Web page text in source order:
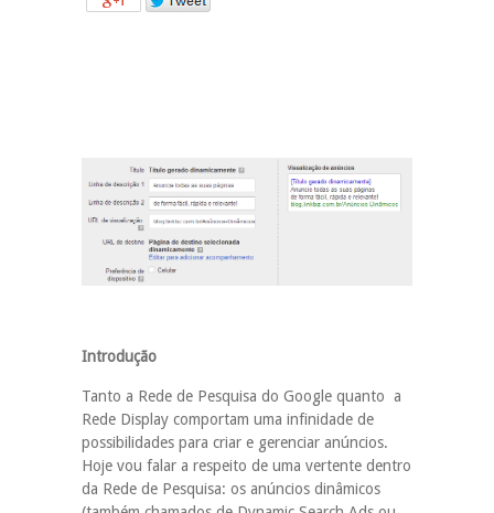
Introdução
Tanto a Rede de Pesquisa do Google quanto a
Rede Display comportam uma infinidade de
possibilidades para criar e gerenciar anúncios.
Hoje vou falar a respeito de uma vertente dentro
da Rede de Pesquisa: os anúncios dinâmicos